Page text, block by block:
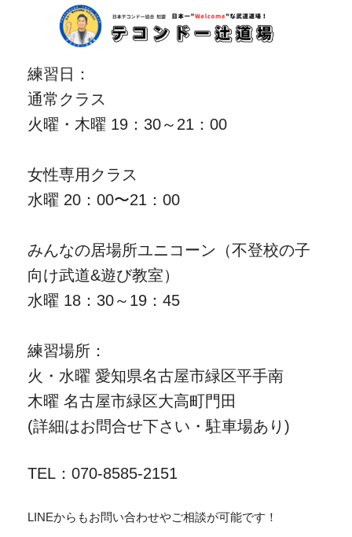
練習日：
通常クラス
火曜・木曜 19：30～21：00
女性専用クラス
水曜 20：00〜21：00
みんなの居場所ユニコーン（不登校の子
向け武道&遊び教室）
水曜 18：30～19：45
練習場所：
火・水曜 愛知県名古屋市緑区平手南
木曜 名古屋市緑区大高町門田
(詳細はお問合せ下さい・駐車場あり)
TEL：070-8585-2151
LINEからもお問い合わせやご相談が可能です！